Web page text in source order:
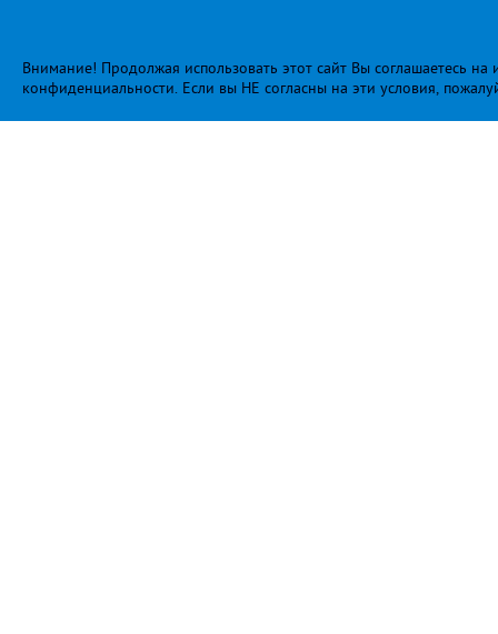
Внимание! Продолжая использовать этот сайт Вы соглашаетесь
конфиденциальности. Если вы НЕ согласны на эти условия,